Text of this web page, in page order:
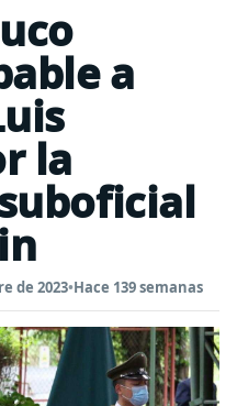
a
la
de 2023•Hace 139 semanas